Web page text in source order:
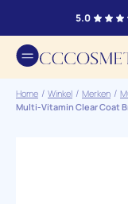
5.0
Home Winkel Merken
Multi-Vitamin Clear Coat